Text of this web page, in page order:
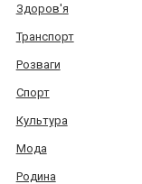
Здоров'я
Транспорт
Розваги
Спорт
Культура
Мода
Родина